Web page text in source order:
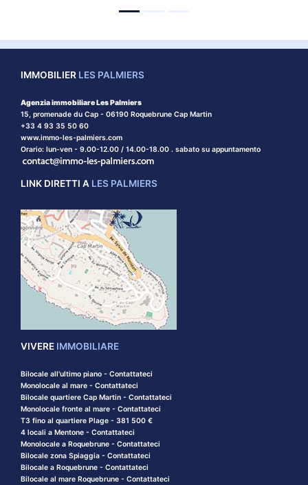
IMMOBILIER LES PALMIERS
Agenzia immobiliare Les Palmiers
15, promenade du Cap - 06190 Roquebrune Cap Martin
+33 4 93 35 50 60
www.immo-les-palmiers.com
Orario: lun-ven - 9.00-12.00 / 14.00-18.00 . sabato su appuntamento
LINK DIRETTI A LES PALMIERS
VIVERE IMMOBILIARE
Bilocale all'ultimo piano - Contattateci
Monolocale al mare - Contattateci
Bilocale quartiere Cap Martin - Contattateci
Monolocale fronte al mare - Contattateci
T3 fino al quartiere Plage - 381 500 €
4 locali a Mentone - Contattateci
Monolocale a Roquebrune - Contattateci
Bilocale zona Spiaggia - Contattateci
Bilocale a Roquebrune - Contattateci
Bilocale al mare Roquebrune - Contattateci